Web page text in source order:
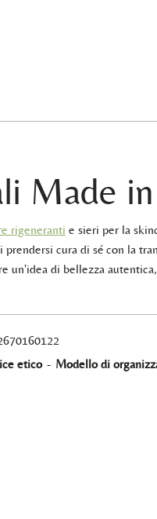
Made
rigeneranti e sieri per la
cura di sé con la
di bellezza
etico - Modello di